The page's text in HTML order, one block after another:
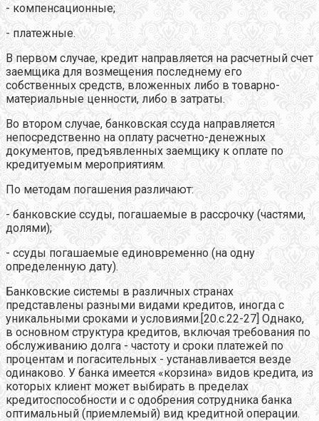
- компенсационные;
- платежные.
В первом случае, кредит направляется на расчетный счет
заемщика для возмещения последнему его
собственных средств, вложенных либо в товарно-
материальные ценности, либо в затраты.
Во втором случае, банковская ссуда направляется
непосредственно на оплату расчетно-денежных
документов, предъявленных заемщику к оплате по
кредитуемым мероприятиям.
По методам погашения различают:
- банковские ссуды, погашаемые в рассрочку (частями,
долями);
- ссуды погашаемые единовременно (на одну
определенную дату).
Банковские системы в различных странах
представлены разными видами кредитов, иногда с
уникальными сроками и условиями.[20.c.22-27] Однако,
в основном структура кредитов, включая требования по
обслуживанию долга - частоту и сроки платежей по
процентам и погасительных - устанавливается везде
одинаково. У банка имеется «корзина» видов кредита, из
которых клиент может выбирать в пределах
кредитоспособности и с одобрения сотрудника банка
оптимальный (приемлемый) вид кредитной операции.